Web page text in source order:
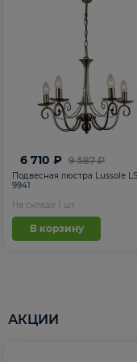
9 587 ₽
6 710 ₽
Подвесная люстра Lussole
9941
На складе 1 шт
В корзину
АКЦИИ